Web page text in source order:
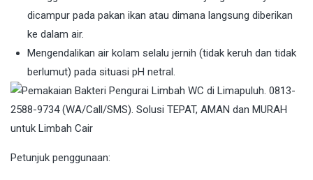
dicampur pada pakan ikan atau dimana langsung diberikan
ke dalam air.
Mengendalikan air kolam selalu jernih (tidak keruh dan tidak
berlumut) pada situasi pH netral.
Petunjuk penggunaan: